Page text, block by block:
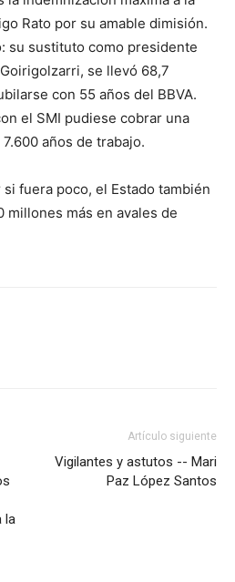
Rato por su amable dimisión.
su sustituto como presidente
se llevó 68,7
con 55 años del BBVA.
el SMI pudiese cobrar una
años de trabajo.
fuera poco, el Estado también
millones más en avales de
la
Artículo siguiente
Vigilantes y astutos -- Mari
Paz López Santos